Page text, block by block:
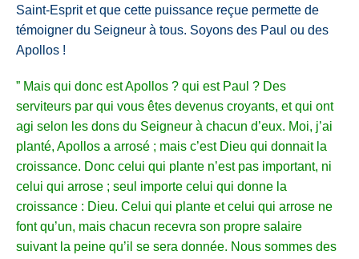
Saint-Esprit et que cette puissance reçue permette de
témoigner du Seigneur à tous. Soyons des Paul ou des
Apollos !
” Mais qui donc est Apollos ? qui est Paul ? Des
serviteurs par qui vous êtes devenus croyants, et qui ont
agi selon les dons du Seigneur à chacun d’eux. Moi, j’ai
planté, Apollos a arrosé ; mais c’est Dieu qui donnait la
croissance. Donc celui qui plante n’est pas important, ni
celui qui arrose ; seul importe celui qui donne la
croissance : Dieu. Celui qui plante et celui qui arrose ne
font qu’un, mais chacun recevra son propre salaire
suivant la peine qu’il se sera donnée. Nous sommes des